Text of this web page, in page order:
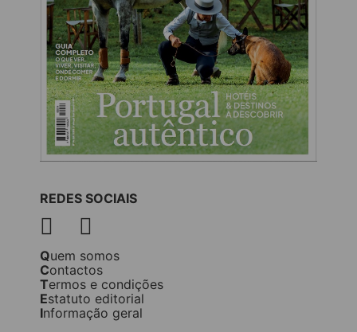
REDES SOCIAIS
Quem somos
Contactos
Termos e condições
Estatuto editorial
Informação geral